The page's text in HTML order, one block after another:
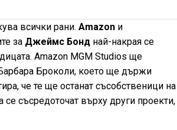
всички рани. Amazonи
за Джеймс Бонднай-накрая се
Amazon MGM Studios ще
Броколи, което ще държи
че те ще останат съсобственици на
съсредоточат върху други проекти,